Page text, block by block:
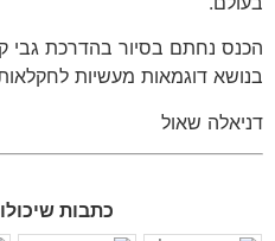
הכנס נחתם בסיור בהדרכת גבי
בנושא דוגמאות מעשיות
דניאלה שאול
כתבות